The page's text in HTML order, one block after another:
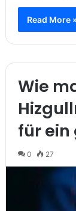
Read More
Wie
für ein
0 27